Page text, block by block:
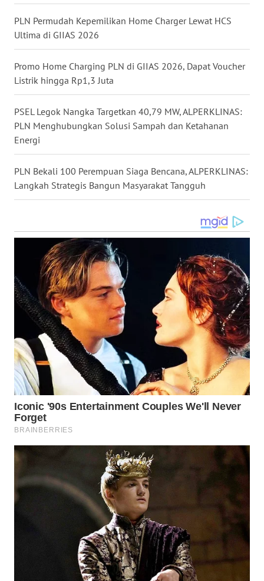
PLN Permudah Kepemilikan Home Charger Lewat HCS
Ultima di GIIAS 2026
Promo Home Charging PLN di GIIAS 2026, Dapat Voucher
Listrik hingga Rp1,3 Juta
PSEL Legok Nangka Targetkan 40,79 MW, ALPERKLINAS:
PLN Menghubungkan Solusi Sampah dan Ketahanan
Energi
PLN Bekali 100 Perempuan Siaga Bencana, ALPERKLINAS:
Langkah Strategis Bangun Masyarakat Tangguh
WN
LABUHANBATU
WN
TAPANULI
TENGAH
WN DELI
SERDANG
WN
TEBING
TINGGI
PAKPAK
WN
KARAWANG
WN
BEKASI
WN
BOGOR
DEPOK
WN